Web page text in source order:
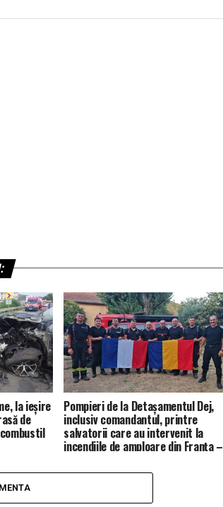
la ieșire
de
Pompieri de la Detașamentul Dej,
inclusiv comandantul, printre
salvatorii care au intervenit la
incendiile de amploare din Franța –